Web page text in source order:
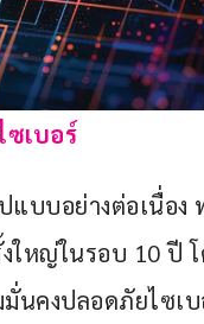
ซเบอร์
บอย่างต่อเนื่อง ท
หญ่ในรอบ 10 ปี
คงปลอดภัยไซเบอ